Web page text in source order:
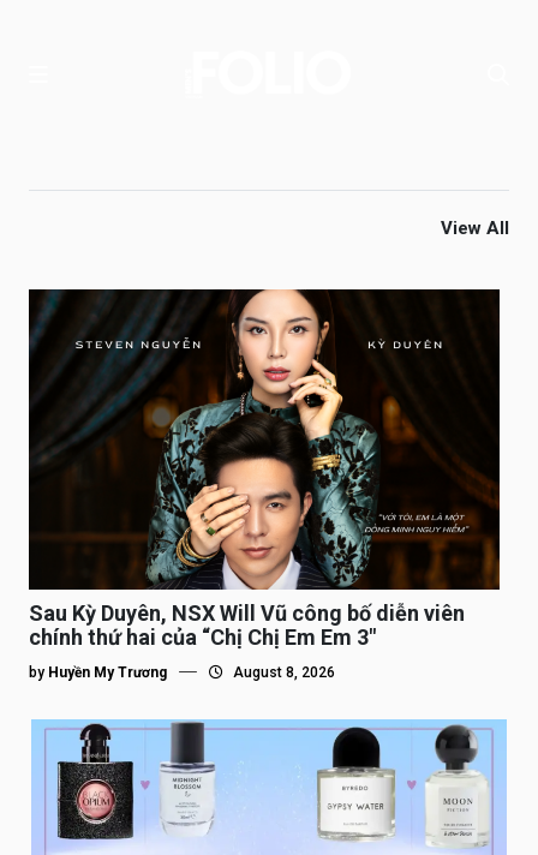
View All
Sau Kỳ Duyên, NSX Will Vũ công bố diễn viên
chính thứ hai của “Chị Chị Em Em 3″
by Huyền My Trương August 8, 2026